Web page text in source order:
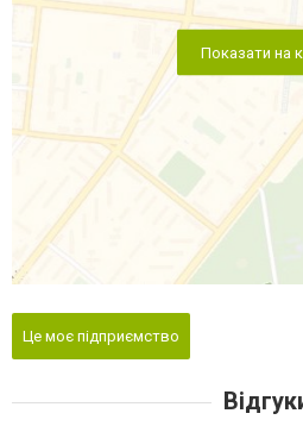
Показати на
Це моє підприємство